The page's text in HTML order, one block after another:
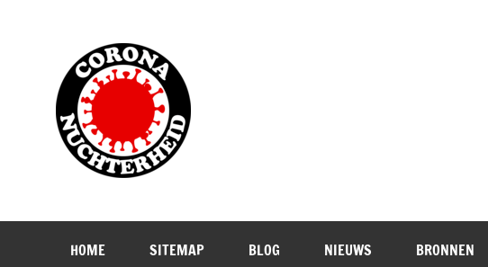
HOME SITEMAP BLOG NIEUWS BRONNEN